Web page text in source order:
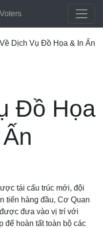
Về Dịch Vụ Đồ Họa & In Ấn
Đồ Họa
tái cấu trúc mới, đội
tiến hàng đầu, Cơ Quan
đưa vào vị trí với
để hoàn tất toàn bộ các